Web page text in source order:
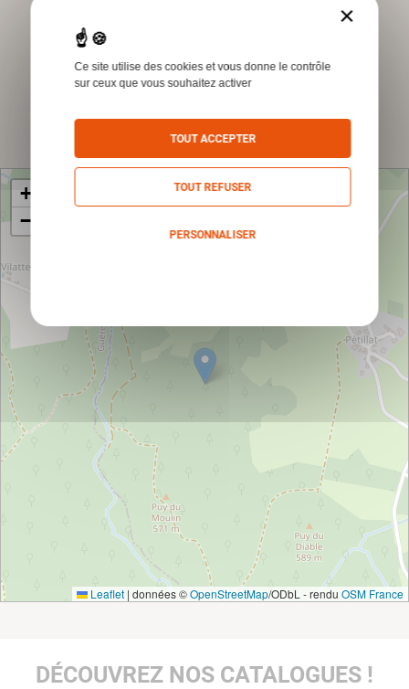
concernant les produits et services Humbert
par e-mail.
*Champs obligatoires
Envoyer
+
−
Leaflet | données ©OpenStreetMap/ODbL - rendu OSM France
DÉCOUVREZ NOS CATALOGUES !
×
Ce site utilise des cookies et vous donne le contrôle
sur ceux que vous souhaitez activer
TOUT ACCEPTER
TOUT REFUSER
PERSONNALISER